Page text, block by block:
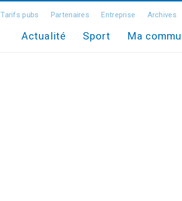
Tarifs pubs Partenaires Entreprise Archives
Actualité Sport Ma